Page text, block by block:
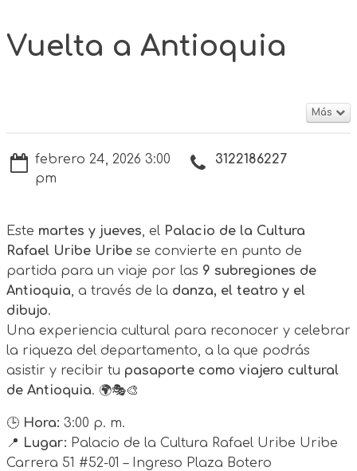
Vuelta a Antioquia
Más
febrero 24, 2026 3:00
pm
3122186227
Este martes y jueves, el Palacio de la Cultura
Rafael Uribe Uribe se convierte en punto de
partida para un viaje por las 9 subregiones de
Antioquia, a través de la danza, el teatro y el
dibujo.
Una experiencia cultural para reconocer y celebrar
la riqueza del departamento, a la que podrás
asistir y recibir tu pasaporte como viajero cultural
de Antioquia. 🌍🎭🎨
🕒 Hora: 3:00 p. m.
📍 Lugar: Palacio de la Cultura Rafael Uribe Uribe
Carrera 51 #52-01 – Ingreso Plaza Botero